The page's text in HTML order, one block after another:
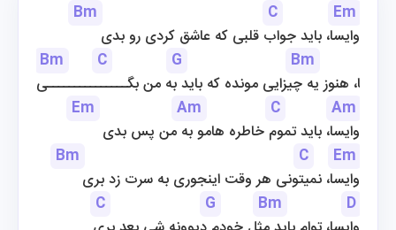
Bm C
Em
وایسا، باید جواب قلبی که عاشق کردی رو بدی
Bm
C G Bm
وایسا، هنوز یه چیزایی مونده که باید به من بگـــــــــــــــی
Em
Am C
Am
وایسا، باید تموم خاطره هامو به من پس بدی
Bm
C
Em
وایسا، نمیتونی هر وقت اینجوری به سرت زد بری
C
G Bm
D